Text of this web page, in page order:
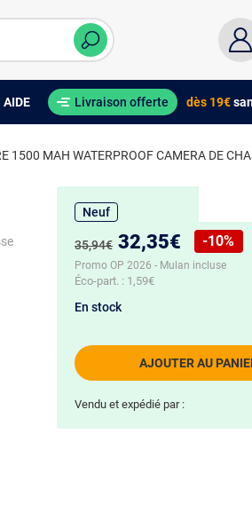
AIDE Livraison offerte dès 19€
1500 MAH WATERPROOF CAMERA DE
Neuf
Ancien prix :
35,94€ Nouveau prix :
32,35€
Réduction de :
-10%
Promo OP 2026 - Mulan incluse
Éco-part. : 1,59€
AJOUTER AU
En stock
Vendu et expédié par :